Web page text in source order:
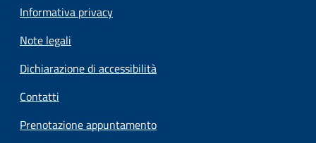
Informativa privacy
Note legali
Dichiarazione di accessibilità
Contatti
Prenotazione appuntamento